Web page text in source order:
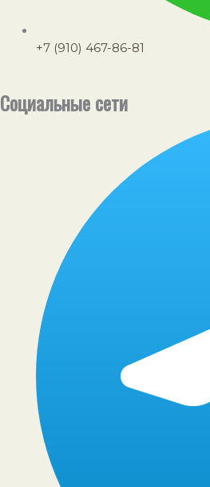
+7 (910) 467-86-81
Социальные сети